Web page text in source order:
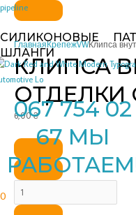
Перейти
содержимому
pipeline
СИЛИКОНОВЫЕ
ШЛАНГИ
067 754 02
67 МЫ
0
ГлавнаяКрепежVWКлипса
КЛИПСА
ОТДЕЛКИ
6,00₴
Количество
товара
Клипса
внутренней
отделки
салона
BMW